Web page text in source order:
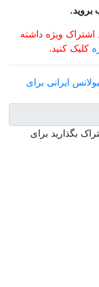
بروید.
اشتراک ویژه داشته
کلیک کنید.
ایرانی برای
بگذارید برای